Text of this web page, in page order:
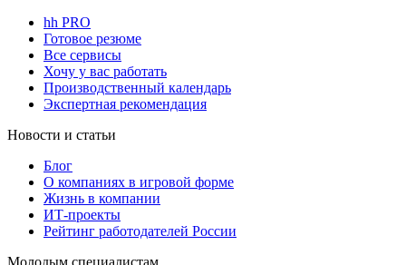
hh PRO
Готовое резюме
Все сервисы
Хочу у вас работать
Производственный календарь
Экспертная рекомендация
Новости и статьи
Блог
О компаниях в игровой форме
Жизнь в компании
ИТ-проекты
Рейтинг работодателей России
Молодым специалистам